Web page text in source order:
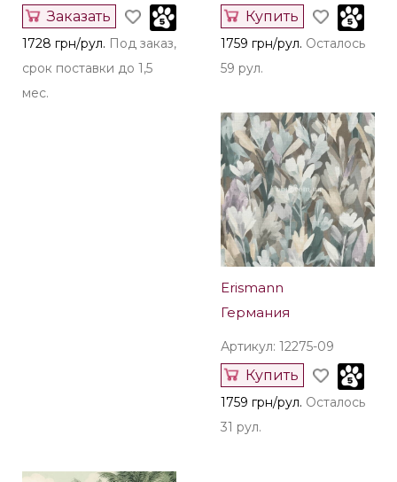
Заказать
1728 грн/рул. Под заказ,
срок поставки до 1,5
мес.
Купить
1759 грн/рул. Осталось
59 рул.
Erismann
Германия
Артикул: 12275-09
Купить
1759 грн/рул. Осталось
31 рул.